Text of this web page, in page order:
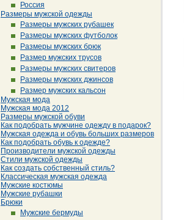
Россия
Размеры мужской одежды
Размеры мужских рубашек
Размеры мужских футболок
Размеры мужских брюк
Размер мужских трусов
Размеры мужских свитеров
Размеры мужских джинсов
Размер мужских кальсон
Мужская мода
Мужская мода 2012
Размеры мужской обуви
Как подобрать мужчине одежду в подарок?
Мужская одежда и обувь больших размеров
Как подобрать обувь к одежде?
Производители мужской одежды
Стили мужской одежды
Как создать собственный стиль?
Классическая мужская одежда
Мужские костюмы
Мужские рубашки
Брюки
Мужские бермуды